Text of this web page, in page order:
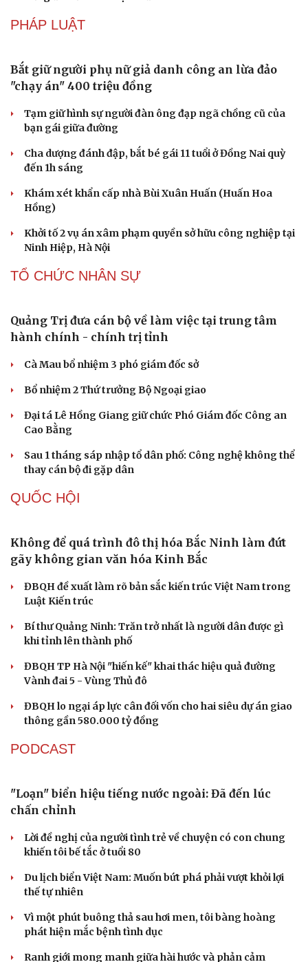
Săn Tour
check-in
Câu chuyện thời sự
Đọc truyện đêm khuya
Cửa sổ tình yêu
Hạt giống tâm hồn
và du khách Thái Lan
CÔNG NGHỆ
Thành lập Khu Công nghệ cao tỉnh Hưng Yên
quy mô hơn 496ha
Phê duyệt Chương trình KHCN và đổi mới sáng tạo quốc
gia về công nghệ chiến lược
Bắc Kinh triển khai “nhân viên” robot tại các công viên
Nguy cơ mất tài khoản Microsoft chỉ vì kết nối mạng Wi-
Fi khách sạn
Một việc nhiều gia đình bỏ quên có thể khiến điện mặt
PHÁP LUẬT
Bắt giữ người phụ nữ giả danh công an lừa đảo
"chạy án" 400 triệu đồng
Tạm giữ hình sự người đàn ông đạp ngã chồng cũ của
bạn gái giữa đường
Cha dượng đánh đập, bắt bé gái 11 tuổi ở Đồng Nai quỳ
đến 1h sáng
Khám xét khẩn cấp nhà Bùi Xuân Huấn (Huấn Hoa
Hồng)
Ninh Hiệp, Hà Nội
TỔ CHỨC NHÂN SỰ
hành chính - chính trị tỉnh
Cà Mau bổ nhiệm 3 phó giám đốc sở
Bổ nhiệm 2 Thứ trưởng Bộ Ngoại giao
Đại tá Lê Hồng Giang giữ chức Phó Giám đốc Công an
Cao Bằng
Sau 1 tháng sáp nhập tổ dân phố: Công nghệ không thể
QUỐC HỘI
Không để quá trình đô thị hóa Bắc Ninh làm đứt
gãy không gian văn hóa Kinh Bắc
ĐBQH đề xuất làm rõ bản sắc kiến trúc Việt Nam trong
Luật Kiến trúc
Bí thư Quảng Ninh: Trăn trở nhất là người dân được gì
khi tỉnh lên thành phố